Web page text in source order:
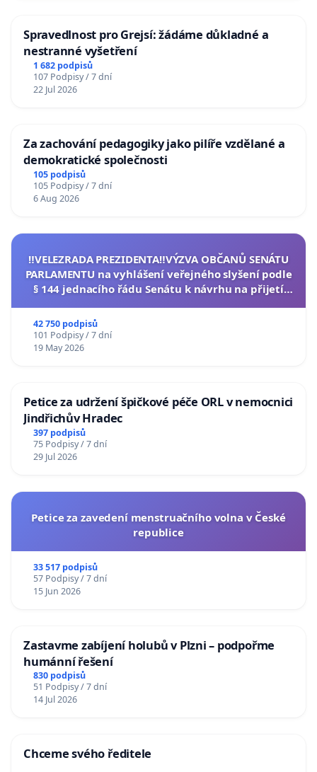
Spravedlnost pro Grejsí: žádáme důkladné a
nestranné vyšetření
1 682 podpisů
107 Podpisy / 7 dní
22 Jul 2026
Za zachování pedagogiky jako pilíře vzdělané a
demokratické společnosti
105 podpisů
105 Podpisy / 7 dní
6 Aug 2026
‼️VELEZRADA PREZIDENTA‼️VÝZVA OBČANŮ SENÁTU
PARLAMENTU na vyhlášení veřejného slyšení podle
§ 144 jednacího řádu Senátu k návrhu na přijetí
42 750 podpisů
101 Podpisy / 7 dní
19 May 2026
Petice za udržení špičkové péče ORL v nemocnici
Jindřichův Hradec
397 podpisů
75 Podpisy / 7 dní
29 Jul 2026
Petice za zavedení menstruačního volna v České
republice
33 517 podpisů
57 Podpisy / 7 dní
15 Jun 2026
Zastavme zabíjení holubů v Plzni – podpořme
humánní řešení
830 podpisů
51 Podpisy / 7 dní
14 Jul 2026
Chceme svého ředitele